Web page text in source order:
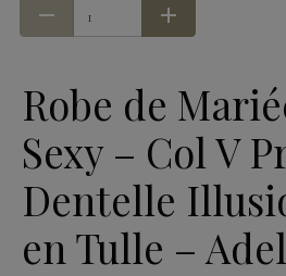
Robe de
Sexy – Col V
Dentelle
en Tulle –